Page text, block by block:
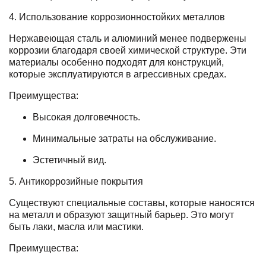
4. Использование коррозионностойких металлов
Нержавеющая сталь и алюминий менее подвержены
коррозии благодаря своей химической структуре. Эти
материалы особенно подходят для конструкций,
которые эксплуатируются в агрессивных средах.
Преимущества:
Высокая долговечность.
Минимальные затраты на обслуживание.
Эстетичный вид.
5. Антикоррозийные покрытия
Существуют специальные составы, которые наносятся
на металл и образуют защитный барьер. Это могут
быть лаки, масла или мастики.
Преимущества: